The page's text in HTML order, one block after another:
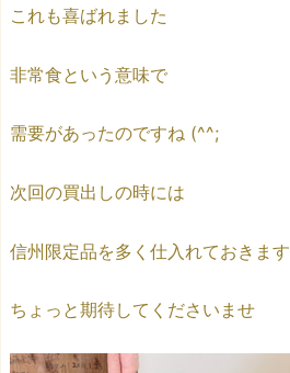
これも喜ばれました
非常食という意味で
需要があったのですね (^^;
次回の買出しの時には
信州限定品を多く仕入れておきます
ちょっと期待してくださいませ